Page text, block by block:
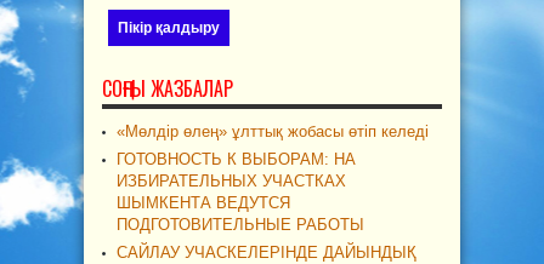
СОҢҒЫ ЖАЗБАЛАР
«Мөлдір өлең» ұлттық жобасы өтіп келеді
ГОТОВНОСТЬ К ВЫБОРАМ: НА
ИЗБИРАТЕЛЬНЫХ УЧАСТКАХ
ШЫМКЕНТА ВЕДУТСЯ
ПОДГОТОВИТЕЛЬНЫЕ РАБОТЫ
САЙЛАУ УЧАСКЕЛЕРІНДЕ ДАЙЫНДЫҚ